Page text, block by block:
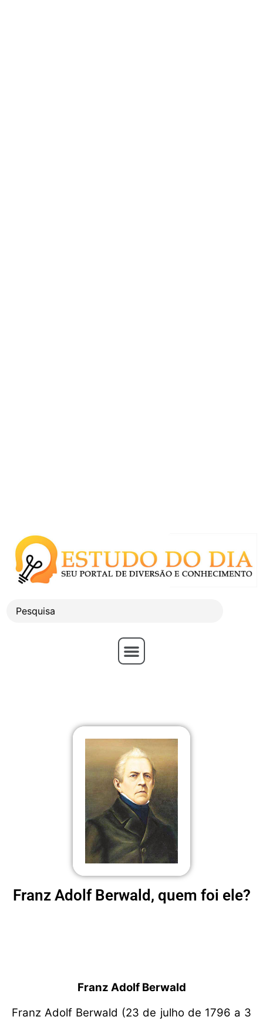
Franz Adolf Berwald, quem foi ele?
Franz Adolf Berwald
Franz Adolf Berwald (23 de julho de 1796 a 3